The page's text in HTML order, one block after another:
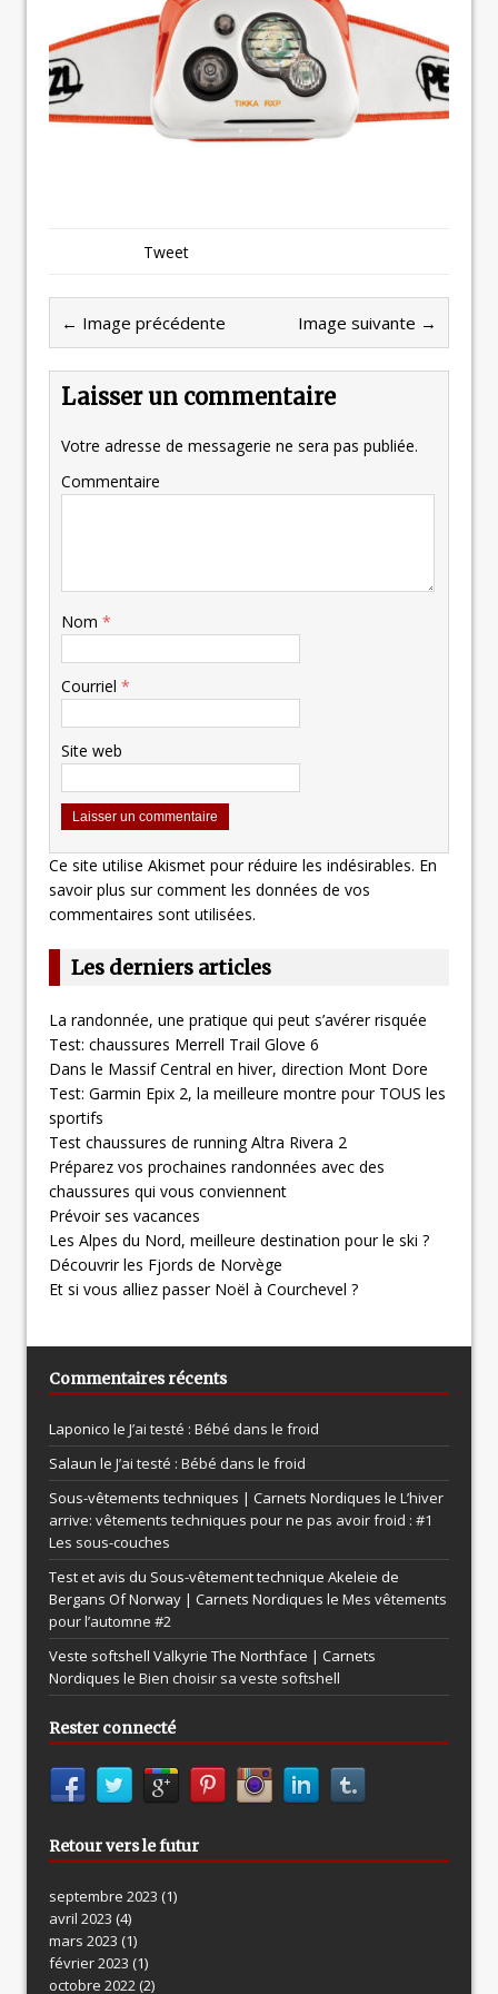
Tweet
← Image précédente Image suivante →
Laisser un commentaire
Votre adresse de messagerie ne sera pas publiée.
Commentaire
Nom *
Courriel *
Site web
Ce site utilise Akismet pour réduire les indésirables. En
savoir plus sur comment les données de vos
commentaires sont utilisées.
Les derniers articles
La randonnée, une pratique qui peut s’avérer risquée
Test: chaussures Merrell Trail Glove 6
Dans le Massif Central en hiver, direction Mont Dore
Test: Garmin Epix 2, la meilleure montre pour TOUS les
sportifs
Test chaussures de running Altra Rivera 2
Préparez vos prochaines randonnées avec des
chaussures qui vous conviennent
Prévoir ses vacances
Les Alpes du Nord, meilleure destination pour le ski ?
Découvrir les Fjords de Norvège
Et si vous alliez passer Noël à Courchevel ?
Commentaires récents
Laponico le J’ai testé : Bébé dans le froid
Salaun le J’ai testé : Bébé dans le froid
Sous-vêtements techniques | Carnets Nordiques le L’hiver
arrive: vêtements techniques pour ne pas avoir froid : #1
Les sous-couches
Test et avis du Sous-vêtement technique Akeleie de
Bergans Of Norway | Carnets Nordiques le Mes vêtements
pour l’automne #2
Veste softshell Valkyrie The Northface | Carnets
Nordiques le Bien choisir sa veste softshell
Rester connecté
Retour vers le futur
septembre 2023 (1)
avril 2023 (4)
mars 2023 (1)
février 2023 (1)
octobre 2022(2)